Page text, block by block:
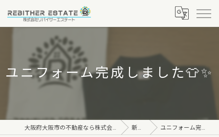
ユニフォーム完成しました👕✨
大阪府大阪市の不動産なら株式会社リバイザーエステート 新着情報 ユニフォーム完成しました👕✨